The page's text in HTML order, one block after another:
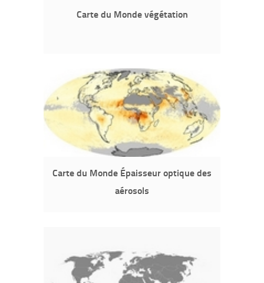
Carte du Monde végétation
Carte du Monde Épaisseur optique des
aérosols